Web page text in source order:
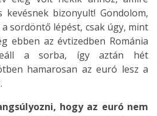
bizonyult! Gondolom,
sordöntő lépést, csak úgy, mint
ebben az évtizedben Románia
a sorba, így aztán hét
hamarosan az euró lesz a
hogy az euró nem